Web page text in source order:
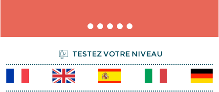
TESTEZ VOTRE NIVEAU